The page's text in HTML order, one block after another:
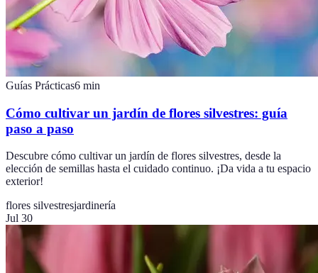
Guías Prácticas6 min
Cómo cultivar un jardín de flores silvestres: guía
paso a paso
Descubre cómo cultivar un jardín de flores silvestres, desde la
elección de semillas hasta el cuidado continuo. ¡Da vida a tu espacio
exterior!
flores silvestresjardinería
Jul 30